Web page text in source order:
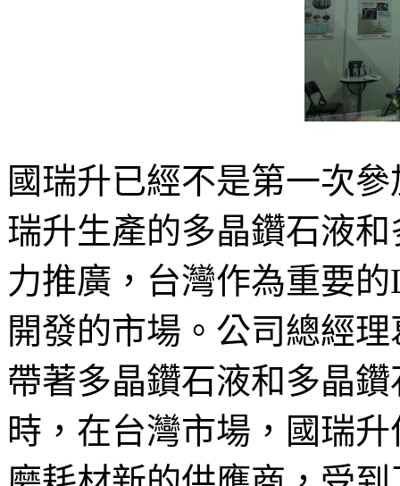
國瑞升已經不是第一次
瑞升生產的多晶鑽石液
力推廣，台灣作為重要
開發的市場。公司總經
帶著多晶鑽石液和多晶
時，在台灣市場，國瑞